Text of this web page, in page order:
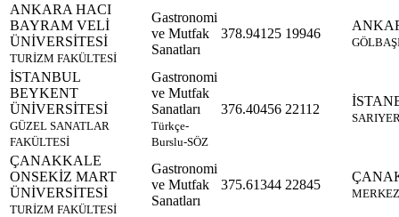
ANKARA HACI
BAYRAM VELİ
ÜNİVERSİTESİ
TURİZM FAKÜLTESİ
Gastronomi
ve Mutfak
Sanatları
378.94125 19946
İSTANBUL
BEYKENT
ÜNİVERSİTESİ
GÜZEL SANATLAR
FAKÜLTESİ
Gastronomi
ve Mutfak
Sanatları
Türkçe-
Burslu-SÖZ
376.40456 22112
ÇANAKKALE
ONSEKİZ MART
ÜNİVERSİTESİ
TURİZM FAKÜLTESİ
Gastronomi
ve Mutfak
Sanatları
375.61344 22845
MERKEZ